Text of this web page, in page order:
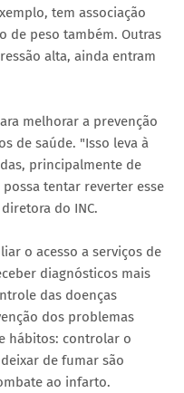
tem associação
de peso também. Outras
alta, ainda entram
melhorar a prevenção
de saúde. "Isso leva à
principalmente de
tentar reverter esse
do INC.
o acesso a serviços de
diagnósticos mais
das doenças
dos problemas
hábitos: controlar o
de fumar são
ao infarto.